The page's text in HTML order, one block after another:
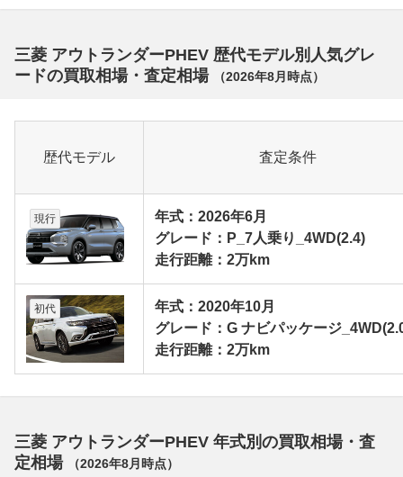
三菱 アウトランダーPHEV 歴代モデル別人気グレ
ードの買取相場・査定相場
（2026年8月 時点）
歴代モデル 査定条件
現行
年式：2026年6月
グレード：P_7人乗り_4WD(2.4)
走行距離：2万km
初代
年式：2020年10月
グレード：G ナビパッケージ
走行距離：2万km
三菱 アウトランダーPHEV 年式別の買取相場・査
定相場
（2026年8月 時点）